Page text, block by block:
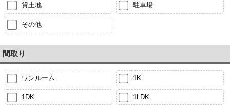
貸土地 駐車場
その他
間取り
ワンルーム 1K
1DK 1LDK